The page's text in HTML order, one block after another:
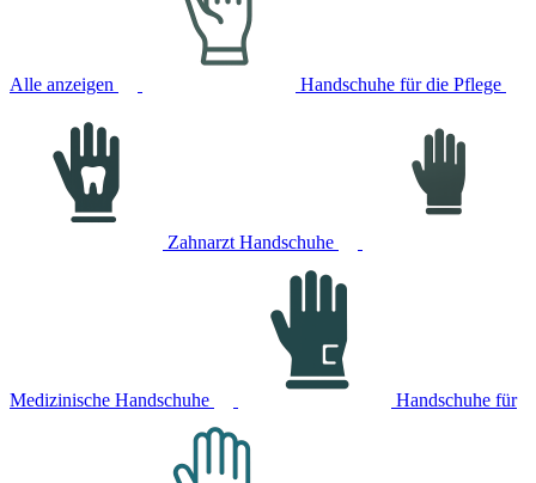
Alle anzeigen Handschuhe für die Pflege
Zahnarzt Handschuhe
Medizinische Handschuhe Handschuhe für